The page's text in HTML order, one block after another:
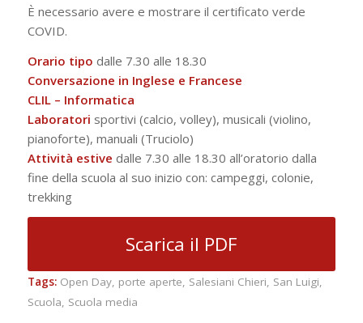
È necessario avere e mostrare il certificato verde
COVID.
Orario tipo dalle 7.30 alle 18.30
Conversazione in Inglese e Francese
CLIL – Informatica
Laboratori sportivi (calcio, volley), musicali (violino,
pianoforte), manuali (Truciolo)
Attività estive dalle 7.30 alle 18.30 all’oratorio dalla
fine della scuola al suo inizio con: campeggi, colonie,
trekking
Scarica il PDF
Tags: Open Day, porte aperte, Salesiani Chieri, San Luigi,
Scuola, Scuola media